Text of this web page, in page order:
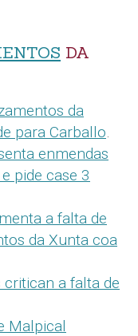
DA
da
para Carballo
enmendas
pide case 3
a falta de
da Xunta coa
critican a falta de
Malpical